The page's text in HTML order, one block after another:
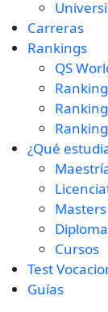
Carreras
Rankings
QS
¿Qué
Masters
Cursos
Test
Guías